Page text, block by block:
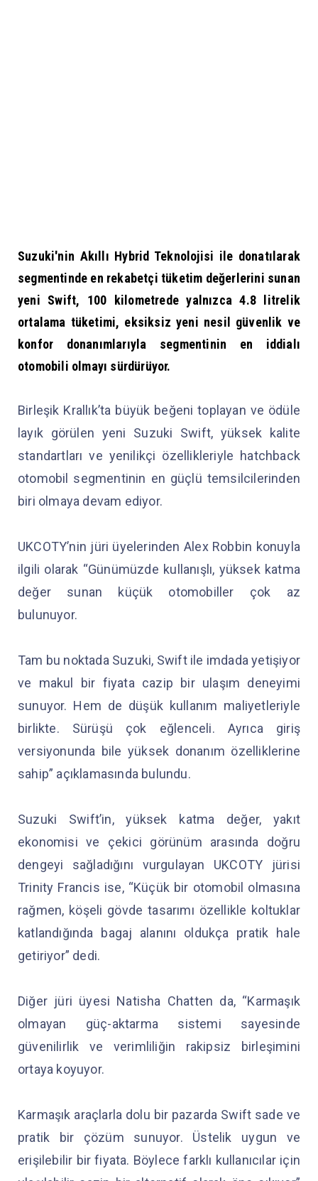
Suzuki'nin Akıllı Hybrid Teknolojisi ile donatılarak
segmentinde en rekabetçi tüketim değerlerini sunan
yeni Swift, 100 kilometrede yalnızca 4.8 litrelik
ortalama tüketimi, eksiksiz yeni nesil güvenlik ve
konfor donanımlarıyla segmentinin en iddialı
otomobili olmayı sürdürüyor.
Birleşik Krallık’ta büyük beğeni toplayan ve ödüle
layık görülen yeni Suzuki Swift, yüksek kalite
standartları ve yenilikçi özellikleriyle hatchback
otomobil segmentinin en güçlü temsilcilerinden
biri olmaya devam ediyor.
UKCOTY’nin jüri üyelerinden Alex Robbin konuyla
ilgili olarak “Günümüzde kullanışlı, yüksek katma
değer sunan küçük otomobiller çok az
bulunuyor.
Tam bu noktada Suzuki, Swift ile imdada yetişiyor
ve makul bir fiyata cazip bir ulaşım deneyimi
sunuyor. Hem de düşük kullanım maliyetleriyle
birlikte. Sürüşü çok eğlenceli. Ayrıca giriş
versiyonunda bile yüksek donanım özelliklerine
sahip” açıklamasında bulundu.
Suzuki Swift’in, yüksek katma değer, yakıt
ekonomisi ve çekici görünüm arasında doğru
dengeyi sağladığını vurgulayan UKCOTY jürisi
Trinity Francis ise, “Küçük bir otomobil olmasına
rağmen, köşeli gövde tasarımı özellikle koltuklar
katlandığında bagaj alanını oldukça pratik hale
getiriyor” dedi.
Diğer jüri üyesi Natisha Chatten da, “Karmaşık
olmayan güç-aktarma sistemi sayesinde
güvenilirlik ve verimliliğin rakipsiz birleşimini
ortaya koyuyor.
Karmaşık araçlarla dolu bir pazarda Swift sade ve
pratik bir çözüm sunuyor. Üstelik uygun ve
erişilebilir bir fiyata. Böylece farklı kullanıcılar için